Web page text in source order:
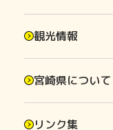
観光情報
宮崎県について
リンク集